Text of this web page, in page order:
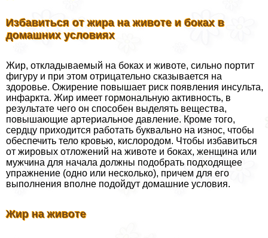
Избавиться от жира на животе и боках в
домашних условиях
Жир, откладываемый на боках и животе, сильно портит
фигуру и при этом отрицательно сказывается на
здоровье. Ожирение повышает риск появления инсульта,
инфаркта. Жир имеет гормональную активность, в
результате чего он способен выделять вещества,
повышающие артериальное давление. Кроме того,
сердцу приходится работать буквально на износ, чтобы
обеспечить тело кровью, кислородом. Чтобы избавиться
от жировых отложений на животе и боках, женщина или
мужчина для начала должны подобрать подходящее
упражнение (одно или несколько), причем для его
выполнения вполне подойдут домашние условия.
Жир на животе